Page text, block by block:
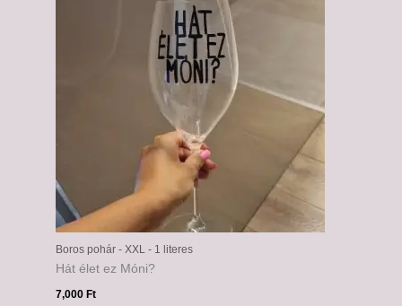
Boros pohár - XXL - 1 literes
Hát élet ez Móni?
7,000Ft